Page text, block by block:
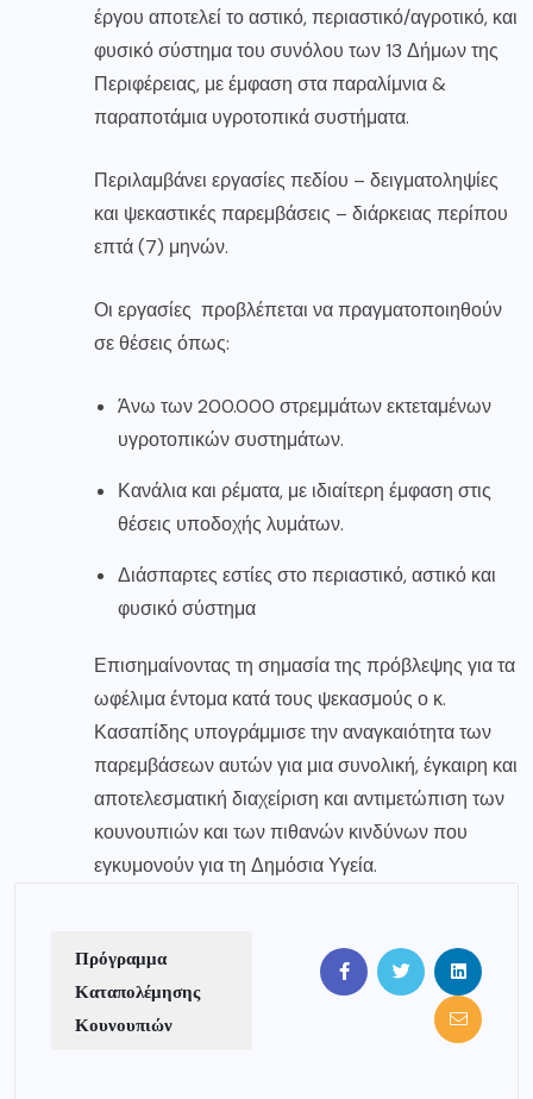
έργου αποτελεί το αστικό, περιαστικό/αγροτικό, και
φυσικό σύστημα του συνόλου των 13 Δήμων της
Περιφέρειας, με έμφαση στα παραλίμνια &
παραποτάμια υγροτοπικά συστήματα.
Περιλαμβάνει εργασίες πεδίου – δειγματοληψίες
και ψεκαστικές παρεμβάσεις – διάρκειας περίπου
επτά (7) μηνών.
Οι εργασίες προβλέπεται να πραγματοποιηθούν
σε θέσεις όπως:
Άνω των 200.000 στρεμμάτων εκτεταμένων
υγροτοπικών συστημάτων.
Κανάλια και ρέματα, με ιδιαίτερη έμφαση στις
θέσεις υποδοχής λυμάτων.
Διάσπαρτες εστίες στο περιαστικό, αστικό και
φυσικό σύστημα
Επισημαίνοντας τη σημασία της πρόβλεψης για τα
ωφέλιμα έντομα κατά τους ψεκασμούς ο κ.
Κασαπίδης υπογράμμισε την αναγκαιότητα των
παρεμβάσεων αυτών για μια συνολική, έγκαιρη και
αποτελεσματική διαχείριση και αντιμετώπιση των
κουνουπιών και των πιθανών κινδύνων που
εγκυμονούν για τη Δημόσια Υγεία.
Πρόγραμμα
Καταπολέμησης
Κουνουπιών